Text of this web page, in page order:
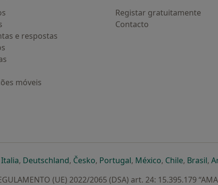
e respostas
móveis
Registar gratuitamente
Contacto
novo separador
num novo separador
Italiaabre num novo separador
, Deutschlandabre num novo separador
, Českoabre num novo separador
, Portugalabre num novo
, Méxicoabre num
, Chileabre
, Brasil,
(UE) 2022/2065 (DSA) art. 24: 15.395.179